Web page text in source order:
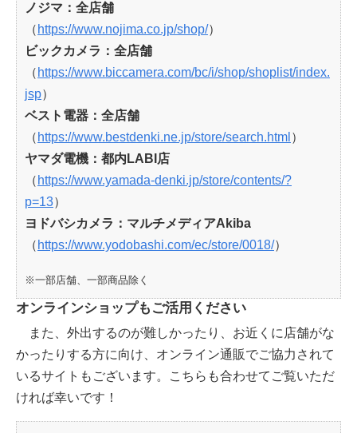
ノジマ：全店舗
（ https://www.nojima.co.jp/shop/）
ビックカメラ：全店舗
（ https://www.biccamera.com/bc/i/shop/shoplist/index.
jsp）
ベスト電器：全店舗
（ https://www.bestdenki.ne.jp/store/search.html ）
ヤマダ電機：都内LABI店
（ https://www.yamada-denki.jp/store/contents/?
p=13）
ヨドバシカメラ：マルチメディアAkiba
（ https://www.yodobashi.com/ec/store/0018/）
※一部店舗、一部商品除く
オンラインショップもご活用ください
また、外出するのが難しかったり、お近くに店舗がな
かったりする方に向け、オンライン通販でご協力されて
いるサイトもございます。こちらも合わせてご覧いただ
ければ幸いです！